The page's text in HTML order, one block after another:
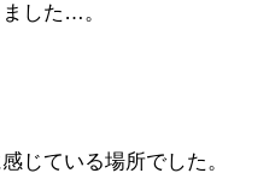
した…。
じている場所でした。